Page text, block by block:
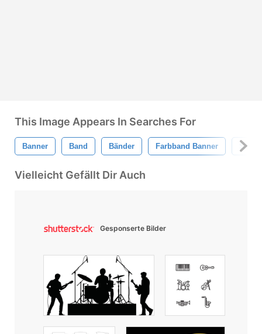
This Image Appears In Searches For
Banner Band Bänder Farbband Banner
Vielleicht Gefällt Dir Auch
Gesponserte Bilder